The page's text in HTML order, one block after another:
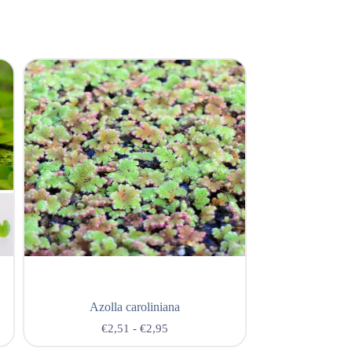
Azolla caroliniana
€2,51 -€2,95